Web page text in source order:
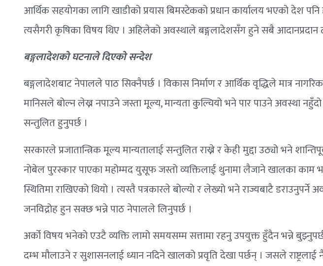
आर्थिक सहयोगका लागि खाडीको प्रयास बिमस्टेकको प्रधान कार्यालय भएको देश
त्यसैगरी कृषिका विषय थिए । अहिलेको अवस्थाले बङ्गलादेशसँग हुने सबै
बङ्गलादेशको घटनाले दिएको सन्देश
बङ्गलादेशबाट नेपालले पाठ सिक्नैपर्छ । विकास निर्माण र आर्थिक वृद्धिले मात्र
मानिसले बोल्न लेख्न नपाउने जस्ता मूल्य, मान्यता कुल्चियो भने पार पाउने अवस्था
सन्तुलित हुनुपर्छ ।
सरकारले प्रजातान्त्रिक मूल्य मान्यतालाई सन्तुलित राख्ने र केही मुद्दा उठ्यो भने
नोबेल पुरस्कार पाएका महोम्मद युसूफ जस्तो व्यक्तिलाई थुनामा लैजाने खालका काम
स्थितिमा राखिएको थियो । त्यस्तै पत्रकारले बोल्यो र लेख्यो भने राज्यबाटै डराउनुपर्ने
जनविद्रोह हुन सक्छ भन्ने पाठ नेपालले लिनुपर्छ ।
अर्को विषय भनेको एउटै व्यक्ति लामो समयसम्म सत्तामा रहनु उपयुक्त हुँदैन भन्ने
दम्भ मौलाउने र सुशासनलाई ध्यान नदिने खालको प्रवृति देखा पर्छन् । जसले राष्ट्रलाई